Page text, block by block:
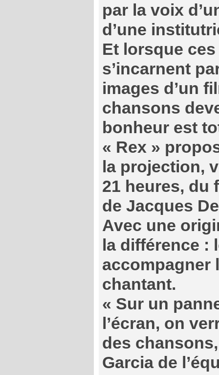
par la voix
d’une
Et lorsque
s’incarnent
images d’un
chansons
bonheur est
« Rex »
la projection,
21 heures, du
de Jacques
Avec une
la différence :
accompagner
chantant.
« Sur un
l’écran, on
des
Garcia de